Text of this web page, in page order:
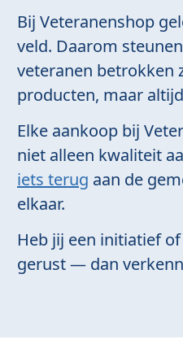
Bij Veteranenshop
veld. Daarom
veteranen betrokken
producten, maar
Elke aankoop bij
niet alleen kwaliteit
iets terug aan de
elkaar.
Heb jij een initiatief
gerust — dan